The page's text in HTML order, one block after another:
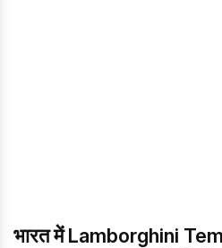
भारत में Lamborghini